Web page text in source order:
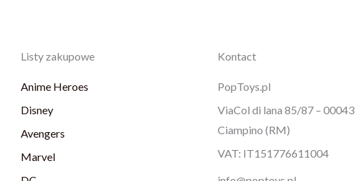
Listy zakupowe
Anime Heroes
Disney
Avengers
Marvel
Kontact
PopToys.pl
ViaCol di lana 85/87 – 00043
Ciampino (RM)
VAT: IT151776611004